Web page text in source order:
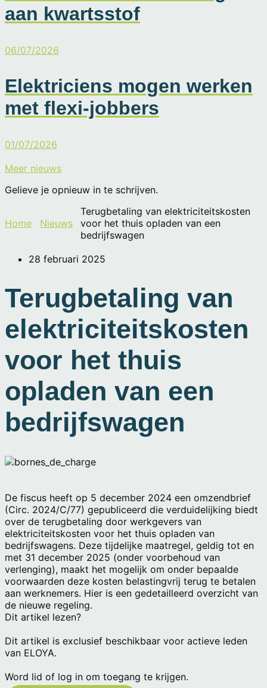
aan kwartsstof
06/07/2026
Elektriciens mogen werken
met flexi-jobbers
01/07/2026
Meer nieuws
Gelieve je opnieuw in te schrijven.
Home Nieuws
Terugbetaling van elektriciteitskosten
voor het thuis opladen van een
bedrijfswagen
28 februari 2025
Terugbetaling van
elektriciteitskosten
voor het thuis
opladen van een
bedrijfswagen
De fiscus heeft op 5 december 2024 een omzendbrief
(Circ. 2024/C/77) gepubliceerd die verduidelijking biedt
over de terugbetaling door werkgevers van
elektriciteitskosten voor het thuis opladen van
bedrijfswagens. Deze tijdelijke maatregel, geldig tot en
met 31 december 2025 (onder voorbehoud van
verlenging), maakt het mogelijk om onder bepaalde
voorwaarden deze kosten belastingvrij terug te betalen
aan werknemers. Hier is een gedetailleerd overzicht van
de nieuwe regeling.
Dit artikel lezen?
Dit artikel is exclusief beschikbaar voor actieve leden
van ELOYA.
Word lid of log in om toegang te krijgen.